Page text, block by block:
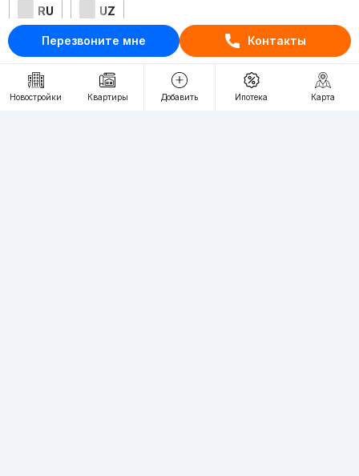
Перезвоните мне Контакты
Новостройки Квартиры Добавить Ипотека Карта
RU UZ
Контакты
О проекте